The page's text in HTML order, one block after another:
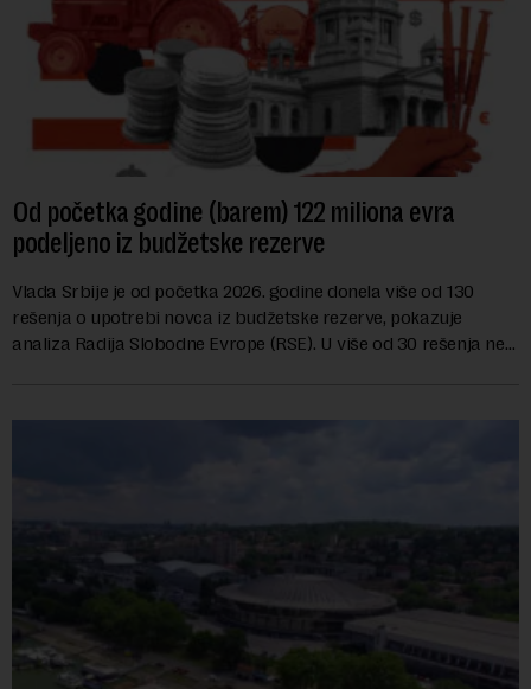
Od početka godine (barem) 122 miliona evra
podeljeno iz budžetske rezerve
Vlada Srbije je od početka 2026. godine donela više od 130
rešenja o upotrebi novca iz budžetske rezerve, pokazuje
analiza Radija Slobodne Evrope (RSE). U više od 30 rešenja ne